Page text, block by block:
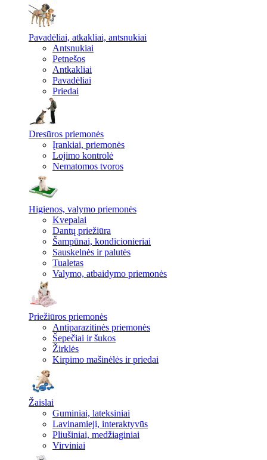
Pavadėliai, atkakliai, antsnukiai
Antsnukiai
Petnešos
Antkakliai
Pavadėliai
Priedai
Dresūros priemonės
Įrankiai, priemonės
Lojimo kontrolė
Nematomos tvoros
Higienos, valymo priemonės
Kvepalai
Dantų priežiūra
Šampūnai, kondicionieriai
Sauskelnės ir palutės
Tualetas
Valymo, atbaidymo priemonės
Priežiūros priemonės
Antiparazitinės priemonės
Šepečiai ir šukos
Žirklės
Kirpimo mašinėlės ir priedai
Žaislai
Guminiai, lateksiniai
Lavinamieji, interaktyvūs
Pliušiniai, medžiaginiai
Virviniai